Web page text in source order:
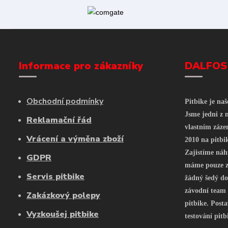
Informace pro zákazníky
Obchodní podmínky
Reklamační řád
Vrácení a výměna zboží
GDPR
Servis pitbike
Zakázkový polepy
Vyzkoušej pitbike
Pitbike je
Jsme jedni z
vlastním
2010 na
Zajistíme
máme pouze
žádný šedý
závodní
pitbike.
testování